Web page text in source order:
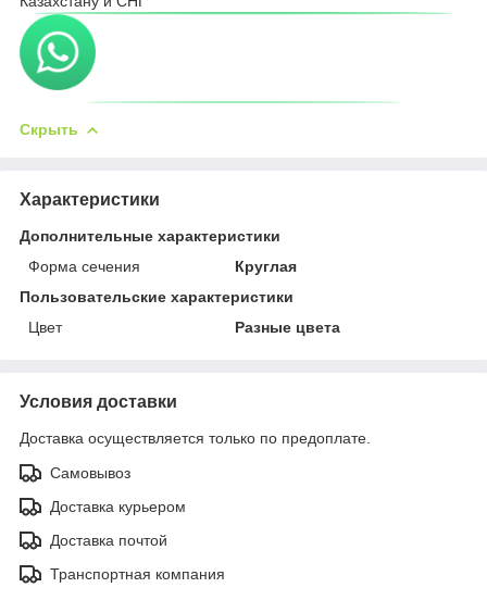
Скрыть
Характеристики
Дополнительные характеристики
Форма сечения
Круглая
Пользовательские характеристики
Цвет
Разные цвета
Условия доставки
Доставка осуществляется только по предоплате.
Самовывоз
Доставка курьером
Доставка почтой
Транспортная компания